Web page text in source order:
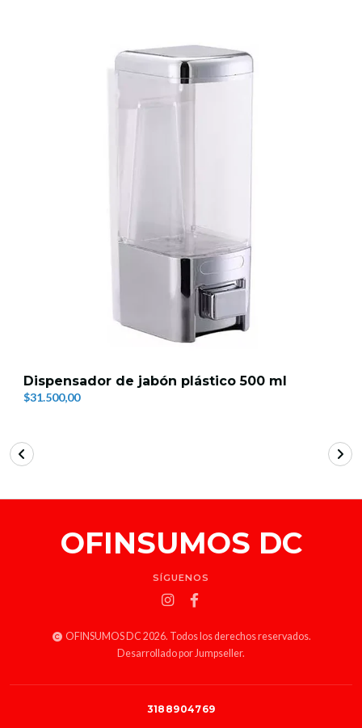
Dispensador de jabón plástico 500 ml
$31.500,00
OFINSUMOS DC
SÍGUENOS
OFINSUMOS DC 2026. Todos los derechos reservados.
Desarrollado por Jumpseller.
3188904769